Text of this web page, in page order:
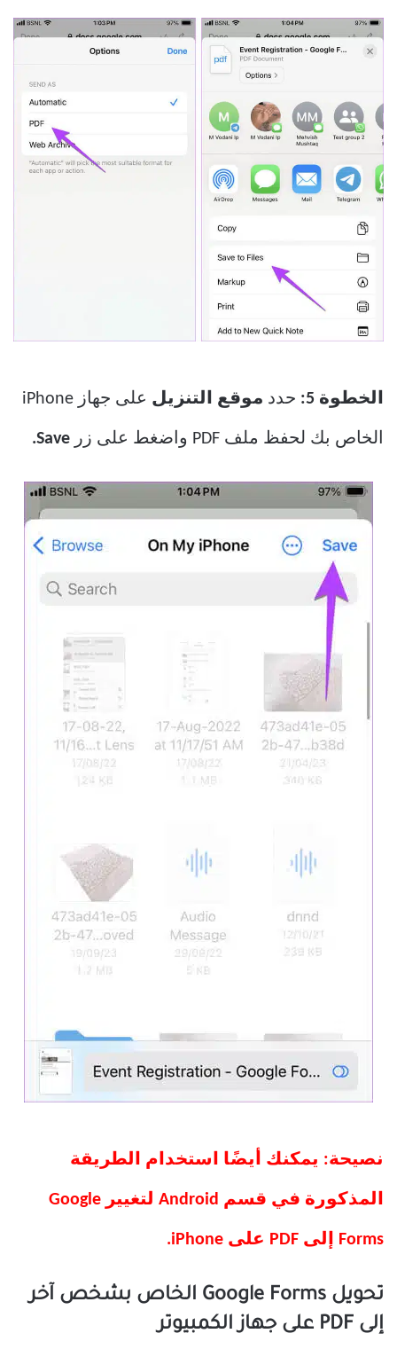
الخطوة 5: حدد موقع التنزيل على جهاز iPhone
الخاص بك لحفظ ملف PDF واضغط على زر Save.
نصيحة: يمكنك أيضًا استخدام الطريقة
المذكورة في قسم Android لتغيير Google
Forms إلى PDF على iPhone.
تحويل Google Forms الخاص بشخص آخر
إلى PDF على جهاز الكمبيوتر